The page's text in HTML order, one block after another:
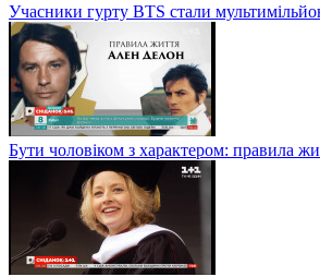
Учасники гурту BTS стали
Бути чоловіком з характером: правила